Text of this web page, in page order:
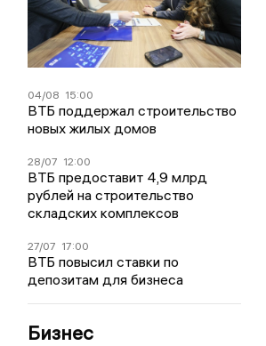
04/08 15:00
ВТБ поддержал строительство
новых жилых домов
28/07 12:00
ВТБ предоставит 4,9 млрд
рублей на строительство
складских комплексов
27/07 17:00
ВТБ повысил ставки по
депозитам для бизнеса
Бизнес